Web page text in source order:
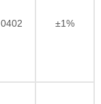
0402 ±1%